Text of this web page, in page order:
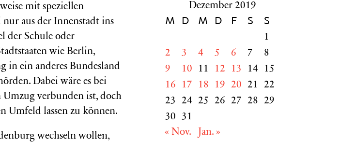
mit speziellen
aus der Innenstadt ins
der Schule oder
wie Berlin,
in ein anderes Bundesland
Dabei wäre es bei
verbunden ist, doch
Umfeld lassen zu können.
wechseln wollen,
Dezember 2019
M D M D F S S
1
2
3 4 5 6 7
8
9
10 11 12 13 14
15
16
17 18 19 20 21
22
23
24 25 26 27 28
29
30
31
« Nov.
Jan. »